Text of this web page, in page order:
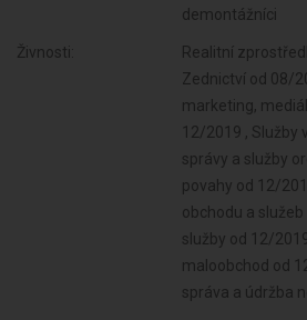
demontážníci
Živnosti:
Realitní
Zednictví od 08/
marketing,
12/2019 , Služby
správy a služby
povahy od 12/
obchodu a
služby od 12/
maloobchod od
správa a údržba